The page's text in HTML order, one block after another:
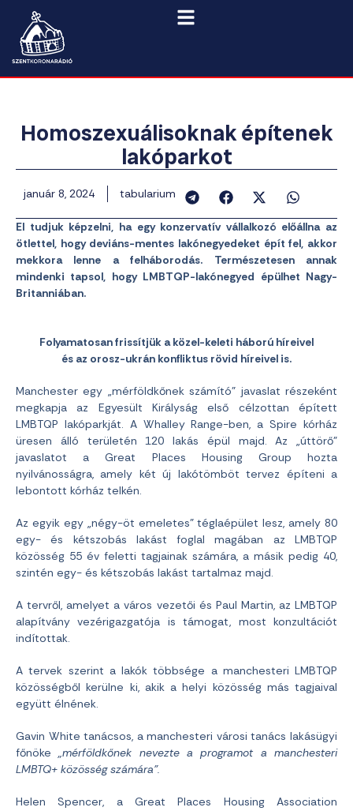
Homoszexuálisoknak építenek
lakóparkot
január 8, 2024 tabularium
El tudjuk képzelni, ha egy konzervatív vállalkozó előállna az
ötlettel, hogy deviáns-mentes lakónegyedeket épít fel, akkor
mekkora lenne a felháborodás. Természetesen annak
mindenki tapsol, hogy LMBTQP-lakónegyed épülhet Nagy-
Britanniában.
Folyamatosan frissítjük a közel-keleti háború híreivel
és az orosz-ukrán konfliktus rövid híreivel is.
Manchester egy „mérföldkőnek számító” javaslat részeként
megkapja az Egyesült Királyság első célzottan épített
LMBTQP lakóparkját. A Whalley Range-ben, a Spire kórház
üresen álló területén 120 lakás épül majd. Az „úttörő”
javaslatot a Great Places Housing Group hozta
nyilvánosságra, amely két új lakótömböt tervez építeni a
lebontott kórház telkén.
Az egyik egy „négy-öt emeletes” téglaépület lesz, amely 80
egy- és kétszobás lakást foglal magában az LMBTQP
közösség 55 év feletti tagjainak számára, a másik pedig 40,
szintén egy- és kétszobás lakást tartalmaz majd.
A tervről, amelyet a város vezetői és Paul Martin, az LMBTQP
alapítvány vezérigazgatója is támogat, most konzultációt
indítottak.
A tervek szerint a lakók többsége a manchesteri LMBTQP
közösségből kerülne ki, akik a helyi közösség más tagjaival
együtt élnének.
Gavin White tanácsos, a manchesteri városi tanács lakásügyi
főnöke„mérföldkőnek nevezte a programot a manchesteri
LMBTQ+ közösség számára”.
Helen Spencer, a Great Places Housing Association